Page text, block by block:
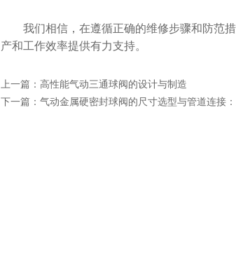
我们相信，在遵循正确的维修步骤和防范措
产和工作效率提供有力支持。
上一篇： 高性能气动三通球阀的设计与制造
下一篇： 气动金属硬密封球阀的尺寸选型与管道连接